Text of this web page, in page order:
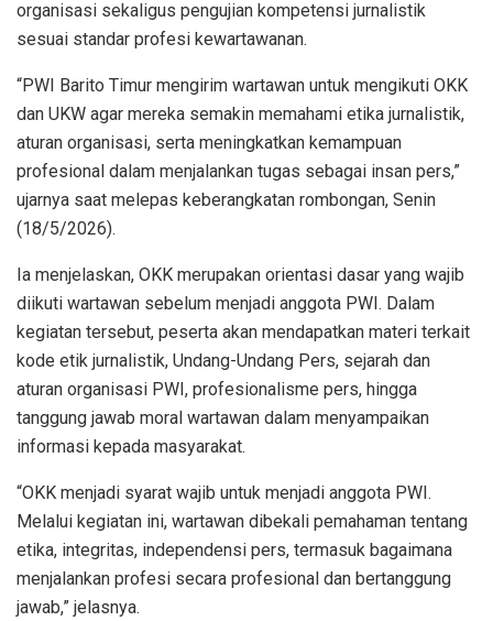
organisasi sekaligus pengujian kompetensi jurnalistik
sesuai standar profesi kewartawanan.
“PWI Barito Timur mengirim wartawan untuk mengikuti OKK
dan UKW agar mereka semakin memahami etika jurnalistik,
aturan organisasi, serta meningkatkan kemampuan
profesional dalam menjalankan tugas sebagai insan pers,”
ujarnya saat melepas keberangkatan rombongan, Senin
(18/5/2026).
Ia menjelaskan, OKK merupakan orientasi dasar yang wajib
diikuti wartawan sebelum menjadi anggota PWI. Dalam
kegiatan tersebut, peserta akan mendapatkan materi terkait
kode etik jurnalistik, Undang-Undang Pers, sejarah dan
aturan organisasi PWI, profesionalisme pers, hingga
tanggung jawab moral wartawan dalam menyampaikan
informasi kepada masyarakat.
“OKK menjadi syarat wajib untuk menjadi anggota PWI.
Melalui kegiatan ini, wartawan dibekali pemahaman tentang
etika, integritas, independensi pers, termasuk bagaimana
menjalankan profesi secara profesional dan bertanggung
jawab,” jelasnya.